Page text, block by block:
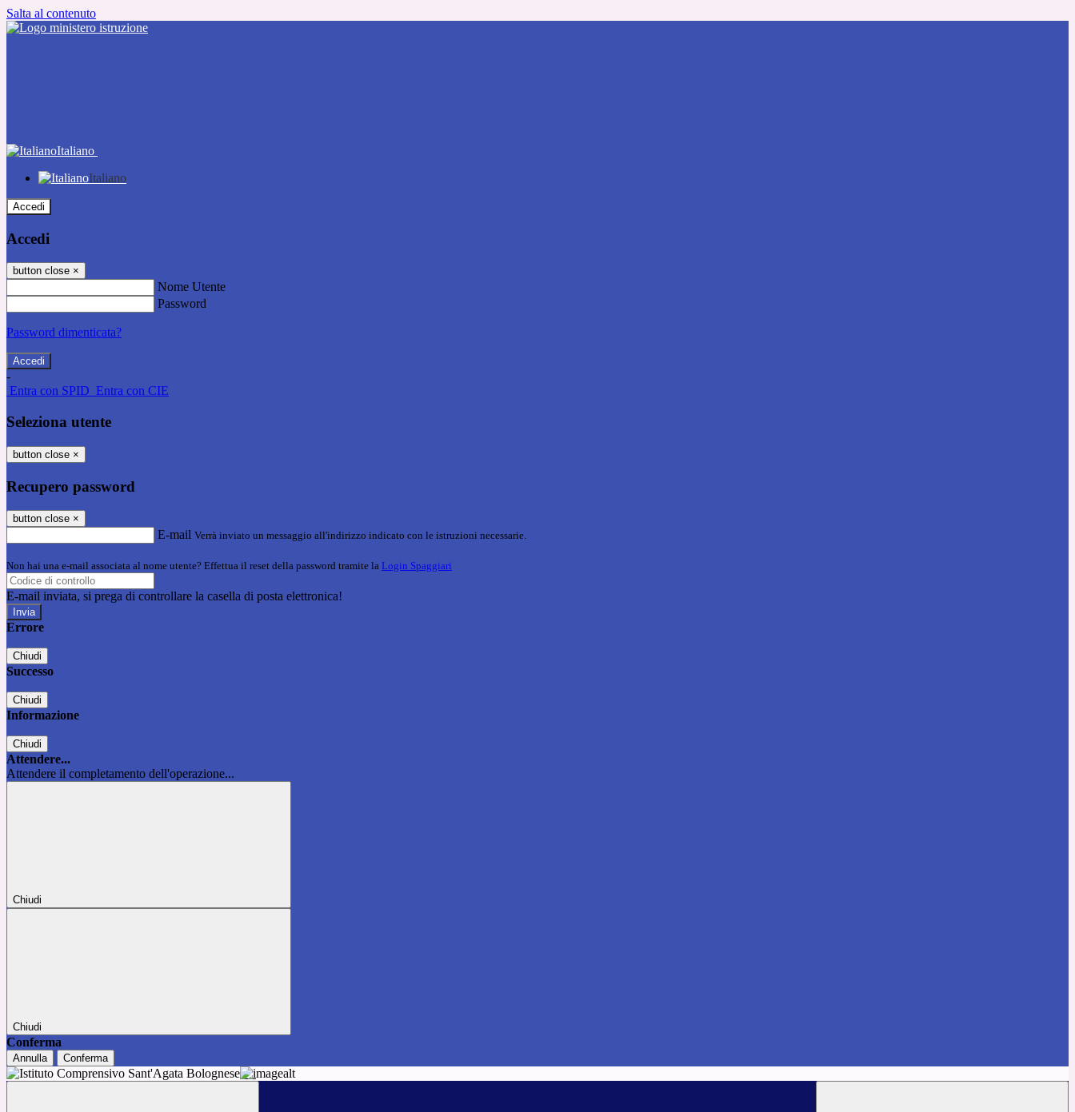
Salta al contenuto
Italiano
Italiano
Accedi
Accedi
button close ×
Nome Utente
Password
Password dimenticata?
-
Entra con SPID Entra con CIE
Seleziona utente
button close ×
Recupero password
button close ×
E-mail Verrà inviato un messaggio all'indirizzo indicato con le istruzioni necessarie.
Non hai una e-mail associata al nome utente? Effettua il reset della password tramite la Login Spaggiari
E-mail inviata, si prega di controllare la casella di posta elettronica!
Errore
Chiudi
Successo
Chiudi
Informazione
Chiudi
Attendere...
Attendere il completamento dell'operazione...
Chiudi
Chiudi
Conferma
Annulla Conferma